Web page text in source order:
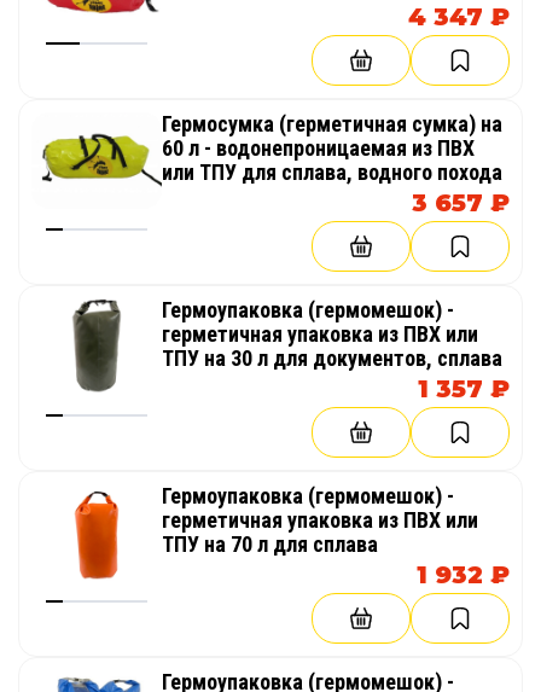
4 347 ₽
Гермосумка (герметичная сумка) на
60 л - водонепроницаемая из ПВХ
или ТПУ для сплава, водного похода
3 657 ₽
Гермоупаковка (гермомешок) -
герметичная упаковка из ПВХ или
ТПУ на 30 л для документов, сплава
1 357 ₽
Гермоупаковка (гермомешок) -
герметичная упаковка из ПВХ или
ТПУ на 70 л для сплава
1 932 ₽
Гермоупаковка (гермомешок) -